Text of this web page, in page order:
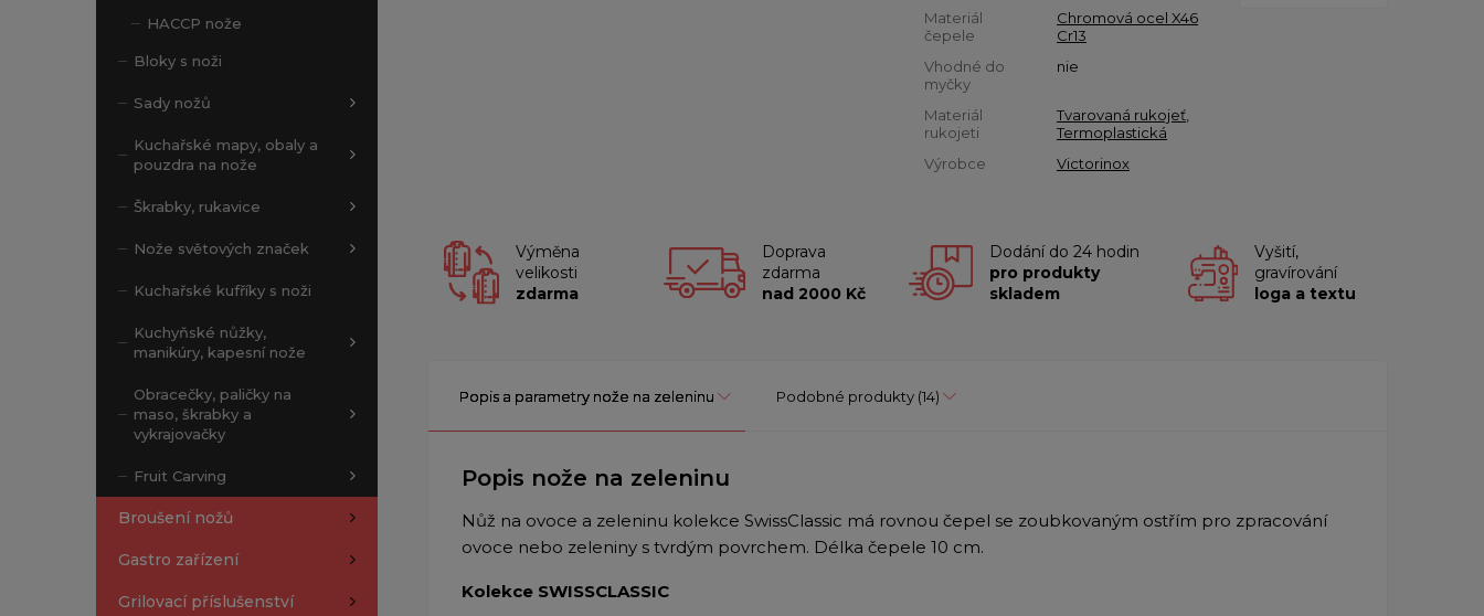
HACCP nože
Bloky s noži
Sady nožů
Kuchařské mapy, obaly a
pouzdra na nože
Škrabky, rukavice
Nože světových značek
Kuchařské kufříky s noži
Kuchyňské nůžky,
manikúry, kapesní nože
Obracečky, paličky na
maso, škrabky a
vykrajovačky
Fruit Carving
Broušení nožů
Gastro zařízení
Grilovací příslušenství
Materiál
čepele
Chromová ocel X46
Cr13
Vhodné do
myčky
nie
Materiál
rukojeti
Tvarovaná rukojeť
Termoplastická
Výrobce
Victorinox
Výměna
velikosti
zdarma
Doprava
zdarma
nad 2000 Kč
Dodání do 24 hodin
pro produkty
skladem
Vyšití,
gravírování
loga a textu
Popis a parametry nože na zeleninu Podobné produkty (14)
Popis nože na zeleninu
Nůž na ovoce a zeleninu kolekce SwissClassic má rovnou čepel se zoubkovaným ostřím pro zpracování
ovoce nebo zeleniny s tvrdým povrchem. Délka čepele 10 cm.
Kolekce SWISSCLASSIC